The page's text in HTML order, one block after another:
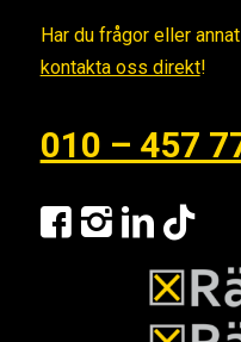
Har du frågor eller
kontakta oss direkt!
010 – 457